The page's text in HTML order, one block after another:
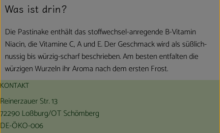
Was ist drin?
Die Pastinake enthält das stoffwechsel-anregende B-Vitamin
Niacin, die Vitamine C, A und E. Der Geschmack wird als süßlich-
nussig bis würzig-scharf beschrieben. Am besten entfalten die
würzigen Wurzeln ihr Aroma nach dem ersten Frost.
KONTAKT
Reinerzauer Str. 13
72290 Loßburg/OT Schömberg
DE-ÖKO-006